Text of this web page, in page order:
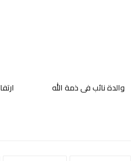
والدة نائب في ذمة الله